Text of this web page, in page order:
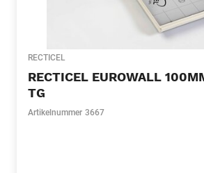
RECTICEL
RECTICEL EUROWALL
TG
Artikelnummer 3667